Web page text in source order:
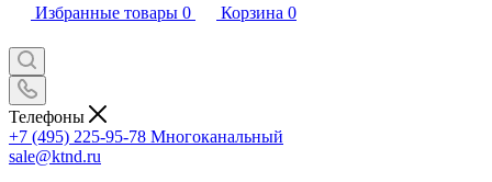
Избранные товары 0 Корзина 0
Телефоны
+7 (495) 225-95-78 Многоканальный
sale@ktnd.ru